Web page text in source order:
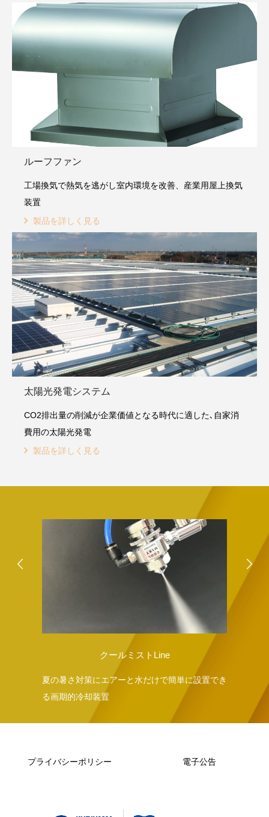
ルーフファン
工場換気で熱気を逃がし室内環境を改善、産業用屋上換気
装置
製品を詳しく見る
太陽光発電システム
CO2排出量の削減が企業価値となる時代に適した､自家消
費用の太陽光発電
製品を詳しく見る
クールミストLine
夏の暑さ対策にエアーと水だけで簡単に設置でき
る画期的冷却装置
プライバシーポリシー 電子公告